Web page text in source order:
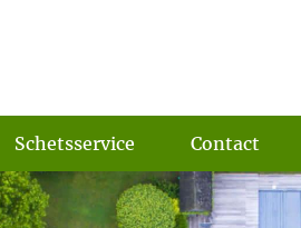
Schetsservice Contact